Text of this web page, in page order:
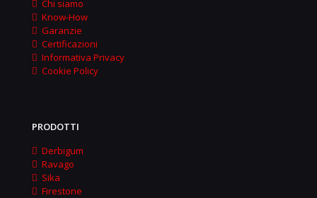
Chi siamo
Know-How
Garanzie
Certificazioni
Informativa Privacy
Cookie Policy
PRODOTTI
Derbigum
Ravago
Sika
Firestone